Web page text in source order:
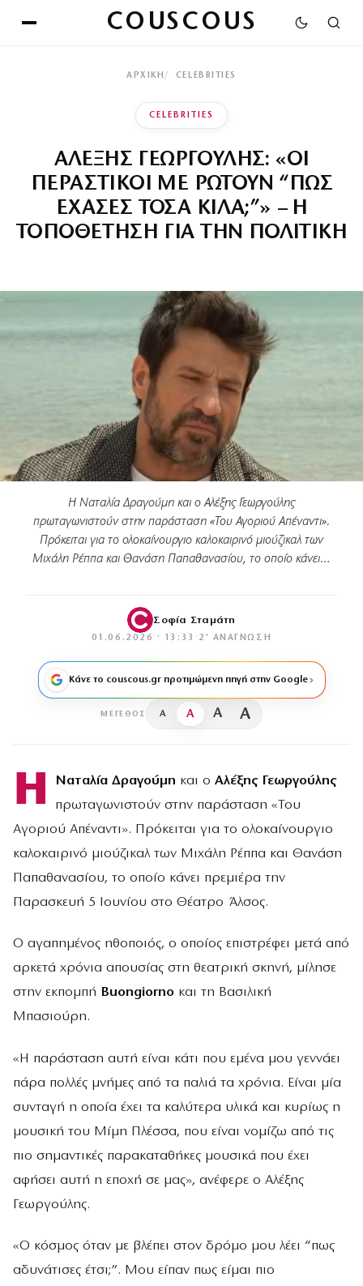
COUSCOUS
ΑΡΧΙΚΉ CELEBRITIES
CELEBRITIES
ΑΛΕΞΗΣ ΓΕΩΡΓΟΥΛΗΣ: «ΟΙ
ΠΕΡΑΣΤΙΚΟΙ ΜΕ ΡΩΤΟΥΝ “ΠΩΣ
ΕΧΑΣΕΣ ΤΟΣΑ ΚΙΛΑ;”» – Η
ΤΟΠΟΘΕΤΗΣΗ ΓΙΑ ΤΗΝ ΠΟΛΙΤΙΚΗ
Η Ναταλία Δραγούμη και ο Αλέξης Γεωργούλης
πρωταγωνιστούν στην παράσταση «Του Αγοριού Απέναντι».
Πρόκειται για το ολοκαίνουργιο καλοκαιρινό μιούζικαλ των
Μιχάλη Ρέππα και Θανάση Παπαθανασίου, το οποίο κάνει…
Σοφία Σταμάτη
01.06.2026 · 13:33 · 2′ ΑΝΆΓΝΩΣΗ
Κάνε το couscous.gr προτιμώμενη πηγή στην Google
ΜΈΓΕΘΟΣ A A A A
Η Ναταλία Δραγούμη και ο Αλέξης Γεωργούλης
πρωταγωνιστούν στην παράσταση «Του
Αγοριού Απέναντι». Πρόκειται για το ολοκαίνουργιο
καλοκαιρινό μιούζικαλ των Μιχάλη Ρέππα και Θανάση
Παπαθανασίου, το οποίο κάνει πρεμιέρα την
Παρασκευή 5 Ιουνίου στο Θέατρο Άλσος.
Ο αγαπημένος ηθοποιός, ο οποίος επιστρέφει μετά από
αρκετά χρόνια απουσίας στη θεατρική σκηνή, μίλησε
στην εκπομπή Buongiorno και τη Βασιλική
Μπασιούρη.
«Η παράσταση αυτή είναι κάτι που εμένα μου γεννάει
πάρα πολλές μνήμες από τα παλιά τα χρόνια. Είναι μία
συνταγή η οποία έχει τα καλύτερα υλικά και κυρίως η
μουσική του Μίμη Πλέσσα, που είναι νομίζω από τις
πιο σημαντικές παρακαταθήκες μουσικά που έχει
αφήσει αυτή η εποχή σε μας», ανέφερε ο Αλέξης
Γεωργούλης.
«Ο κόσμος όταν με βλέπει στον δρόμο μου λέει “πως
αδυνάτισες έτσι;”. Μου είπαν πως είμαι πιο